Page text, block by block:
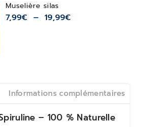
Muselière silas
7,99€ – 19,99€
Informations complémentaires
– 100 % Naturelle